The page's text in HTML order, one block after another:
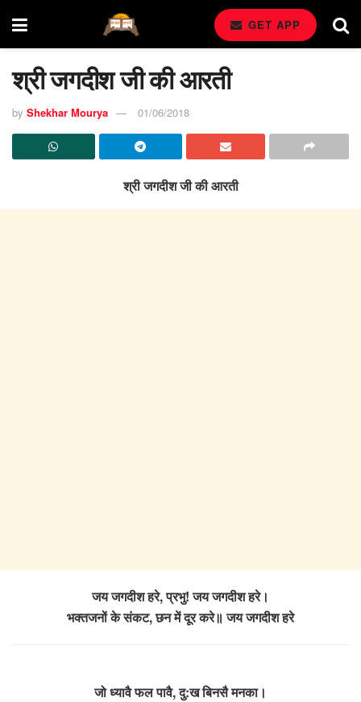
GET APP
श्री जगदीश जी की आरती
by Shekhar Mourya 01/06/2018
श्री जगदीश जी की आरती
जय जगदीश हरे, प्रभु! जय जगदीश हरे।
भक्तजनों के संकट, छन में दूर करे॥ जय जगदीश हरे
जो ध्यावै फल पावै, दु:ख बिनसै मनका।